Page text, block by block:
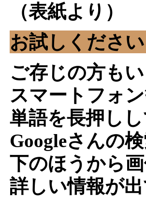
（表紙より）
お試しください
ご存じの方も
スマートフォ
単語を長押し
Googleさんの
下のほうから
詳しい情報が